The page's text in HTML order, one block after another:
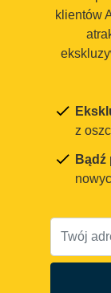
klientów
z
Bądź